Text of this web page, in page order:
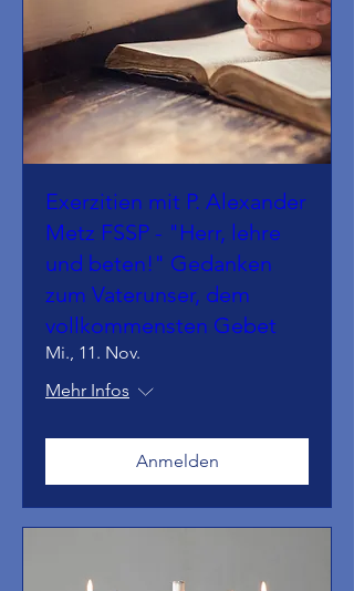
Exerzitien mit P. Alexander
Metz FSSP - "Herr, lehre
und beten!" Gedanken
zum Vaterunser, dem
vollkommensten Gebet
Mi., 11. Nov.
Mehr Infos
Anmelden